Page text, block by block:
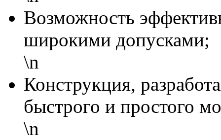
Возможность
широкими допусками;
\n
Конструкция,
быстрого и простого
\n